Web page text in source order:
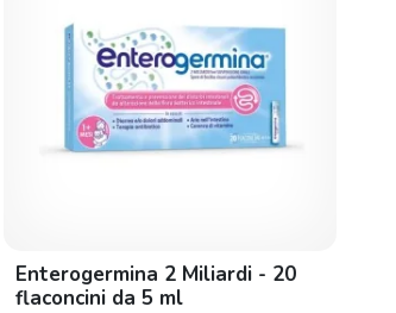
Enterogermina 2 Miliardi - 20
flaconcini da 5 ml